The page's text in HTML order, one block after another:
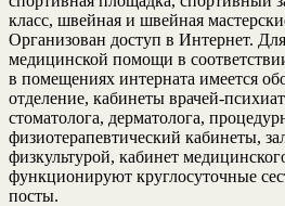
класс, швейная и швейная
Организован доступ в Интернет.
медицинской помощи в
в помещениях интерната имеется
отделение, кабинеты врачей-
стоматолога, дерматолога,
физиотерапевтический кабинеты,
физкультурой, кабинет
функционируют круглосуточные
посты.